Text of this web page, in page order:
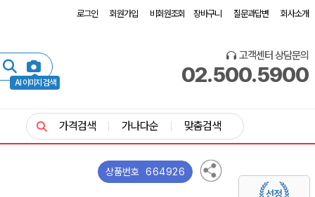
로그인 회원가입 비회원조회 장바구니 질문과답변 회사소개
AI 이미지 검색
고객센터 상담문의
02.500.5900
가격검색 가나다순 맞춤검색
상품번호 664926